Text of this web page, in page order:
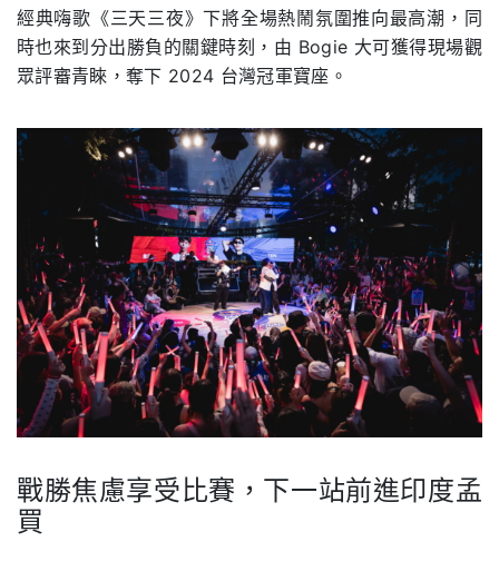
經典嗨歌《三天三夜》下將全場熱鬧氛圍推向最高潮，同
時也來到分出勝負的關鍵時刻，由 Bogie 大可獲得現場觀
眾評審青睞，奪下 2024 台灣冠軍寶座。
戰勝焦慮享受比賽，下一站前進印度孟
買